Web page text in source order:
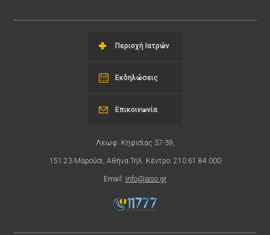
Περιοχή Ιατρών
Εκδηλώσεις
Λεωφ. Κηφισίας 37-39,
151 23 Μαρούσι, Αθήνα Τηλ. Κέντρο: 210 61 84 000
Email: info@iaso.gr
Επικοινωνία